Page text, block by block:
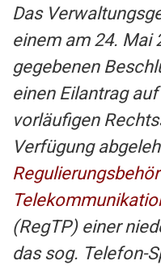
Das
einem am 24. Mai
gegebenen
einen Eilantrag
vorläufigen
Verfügung
(RegTP) einer
das sog. Telefon-